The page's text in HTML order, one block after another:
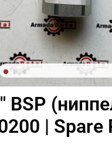
BSP
| Spare